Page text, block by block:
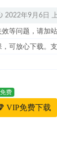
2022年9月6日
等问题，请加
，可放心下载。
费
VIP免费下载
班 2023-10-15
复习视频教程
轮复习视频
频教程+讲义
2022-10-26